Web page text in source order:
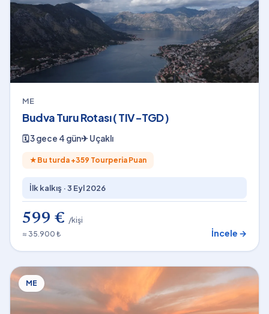
ME
Budva Turu Rotası ( TIV-TGD )
🗓3 gece 4 gün✈Uçaklı
★ Bu turda +359 Tourperia Puan
İlk kalkış ·3 Eyl 2026
599 € /kişi
≈ 35.900 ₺
İncele →
ME